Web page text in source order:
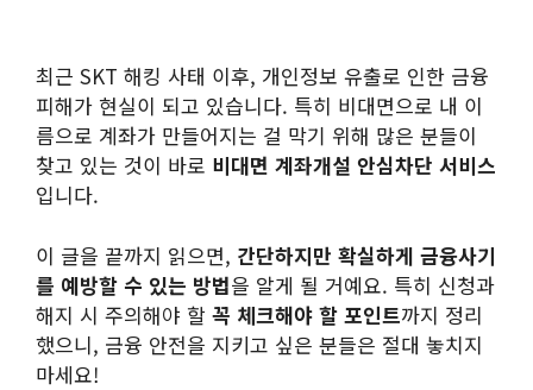
최근 SKT 해킹 사태 이후, 개인정보 유출로 인한 금융
피해가 현실이 되고 있습니다. 특히 비대면으로 내 이
름으로 계좌가 만들어지는 걸 막기 위해 많은 분들이
찾고 있는 것이 바로 비대면 계좌개설 안심차단 서비스
입니다.
이 글을 끝까지 읽으면, 간단하지만 확실하게 금융사기
를 예방할 수 있는 방법을 알게 될 거예요. 특히 신청과
해지 시 주의해야 할 꼭 체크해야 할 포인트까지 정리
했으니, 금융 안전을 지키고 싶은 분들은 절대 놓치지
마세요!